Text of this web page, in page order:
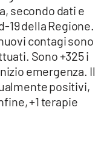
secondo dati e
della Regione.
contagi sono
Sono +325 i
emergenza. Il
positivi,
+1 terapie